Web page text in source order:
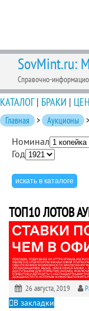
SovMint.ru:
Справочно-
КАТАЛОГ| БРАКИ |
Главная > Аукционы
Номинал
Год
ТОП10 ЛОТОВ
26 августа, 2019
В закладки